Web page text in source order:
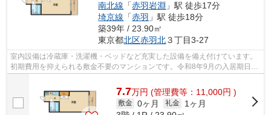
南北線 「赤羽岩淵 」駅 徒歩17分
埼京線 「赤羽 」駅 徒歩18分
築39年 / 23.90㎡
東京都北区赤羽北３丁目3-27
室内設備は冷蔵庫・洗濯機・ベッドなど充実した設備を備え付けています。
初期費用を抑えられる敷金不要のマンションです。令和8年9月の入居期日指
7.7万円 (管理費等：11,000円 )
敷金 0ヶ月 礼金
1ヶ月